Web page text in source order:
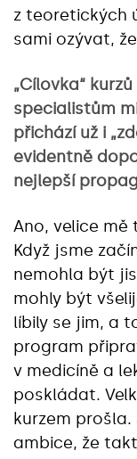
z teoretických
sami ozývat,
„Cílovka“
specialistům
přichází už i
evidentně
nejlepší
Ano, velice mě
Když jsme
nemohla být
mohly být
líbily se jim, a
program
v medicíně a
poskládat.
kurzem prošla.
ambice, že